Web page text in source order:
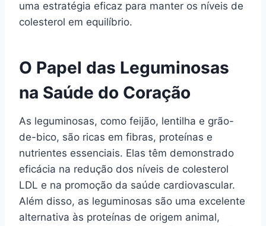
uma estratégia eficaz para manter os níveis de
colesterol em equilíbrio.
O Papel das Leguminosas
na Saúde do Coração
As leguminosas, como feijão, lentilha e grão-
de-bico, são ricas em fibras, proteínas e
nutrientes essenciais. Elas têm demonstrado
eficácia na redução dos níveis de colesterol
LDL e na promoção da saúde cardiovascular.
Além disso, as leguminosas são uma excelente
alternativa às proteínas de origem animal,